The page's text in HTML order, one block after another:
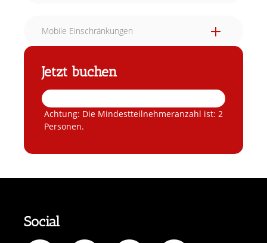
Mobile Einschränkungen
Jetzt buchen
Achtung: Die Mindestteilnehmeranzahl ist: 2
Personen.
Social